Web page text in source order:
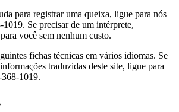
para registrar uma queixa, ligue para nós
Se precisar de um intérprete,
você sem nenhum custo.
fichas técnicas em vários idiomas. Se
traduzidas deste site, ligue para
1019.